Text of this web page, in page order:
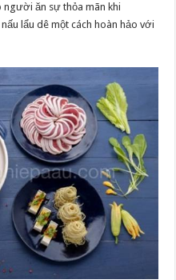
ăn sự thỏa mãn khi
lẩu dê một cách hoàn hảo với